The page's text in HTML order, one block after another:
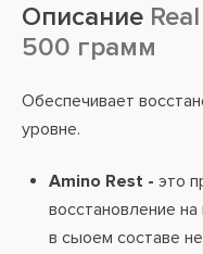
Описание
500 грамм
Обеспечивает
уровне.
Amino Rest - это
восстановление
в сыоем составе